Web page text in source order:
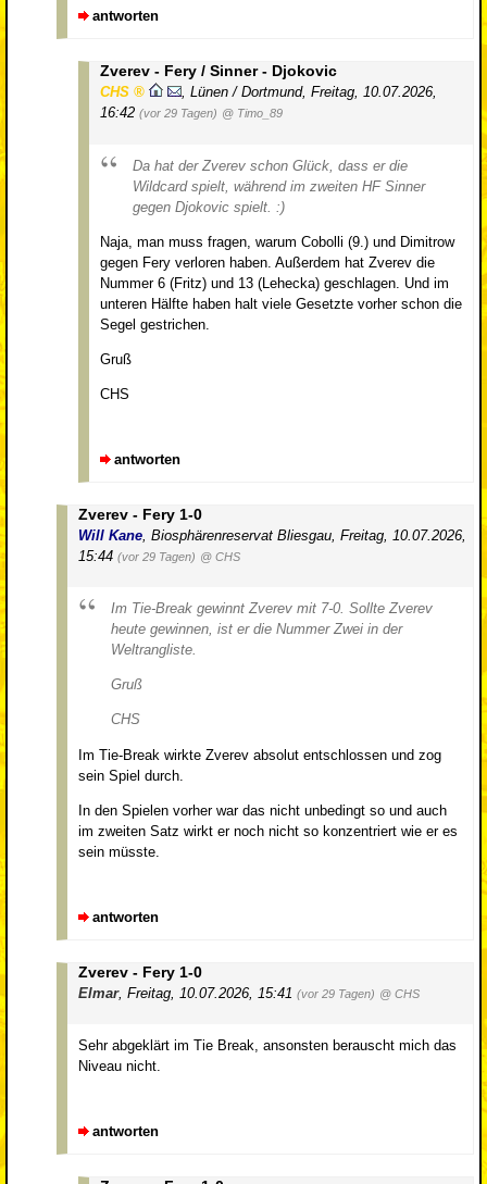
antworten
Zverev - Fery / Sinner - Djokovic
CHS , Lünen / Dortmund, Freitag, 10.07.2026,
16:42 (vor 29 Tagen) @ Timo_89
Da hat der Zverev schon Glück, dass er die
Wildcard spielt, während im zweiten HF Sinner
gegen Djokovic spielt. :)
Naja, man muss fragen, warum Cobolli (9.) und Dimitrow
gegen Fery verloren haben. Außerdem hat Zverev die
Nummer 6 (Fritz) und 13 (Lehecka) geschlagen. Und im
unteren Hälfte haben halt viele Gesetzte vorher schon die
Segel gestrichen.
Gruß
CHS
antworten
Zverev - Fery 1-0
Will Kane, Biosphärenreservat Bliesgau, Freitag, 10.07.2026,
15:44 (vor 29 Tagen) @ CHS
Im Tie-Break gewinnt Zverev mit 7-0. Sollte Zverev
heute gewinnen, ist er die Nummer Zwei in der
Weltrangliste.
Gruß
CHS
Im Tie-Break wirkte Zverev absolut entschlossen und zog
sein Spiel durch.
In den Spielen vorher war das nicht unbedingt so und auch
im zweiten Satz wirkt er noch nicht so konzentriert wie er es
sein müsste.
antworten
Zverev - Fery 1-0
Elmar, Freitag, 10.07.2026, 15:41 (vor 29 Tagen) @ CHS
Sehr abgeklärt im Tie Break, ansonsten berauscht mich das
Niveau nicht.
antworten